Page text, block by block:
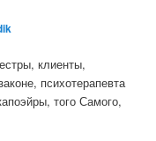
клиенты,
психотерапевта
того Самого,